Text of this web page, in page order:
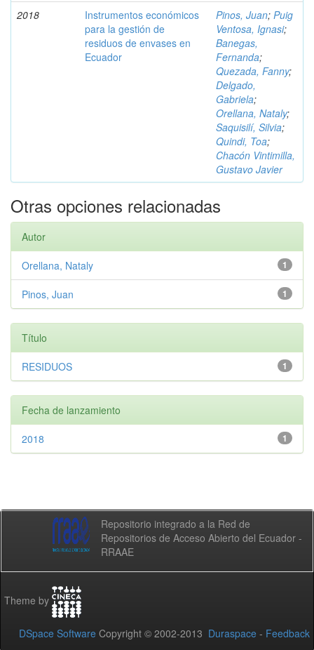
2018
Instrumentos económicos
para la gestión de
residuos de envases en
Ecuador
Pinos, Juan; Puig
Ventosa, Ignasi;
Banegas,
Fernanda;
Quezada, Fanny;
Delgado,
Gabriela;
Orellana, Nataly;
Saquisilí, Silvia;
Quindi, Toa;
Chacón Vintimilla,
Gustavo Javier
Otras opciones relacionadas
Autor
1
Orellana, Nataly
1
Pinos, Juan
Título
1
RESIDUOS
Fecha de lanzamiento
1
2018
Repositorio integrado a la Red de
Repositorios de Acceso Abierto del Ecuador -
RRAAE
Theme by
DSpace Software Copyright © 2002-2013 Duraspace - Feedback